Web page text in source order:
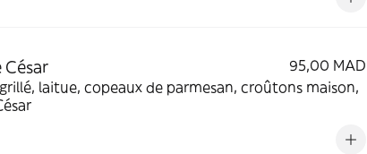
César
95,00 MAD
laitue, copeaux de parmesan, croûtons maison,